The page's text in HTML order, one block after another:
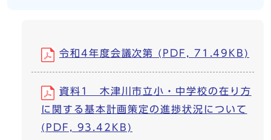
令和4年度会議次第 (PDF, 71.49KB)
資料1 木津川市立小・中学校の在り方
に関する基本計画策定の進捗状況について
(PDF, 93.42KB)